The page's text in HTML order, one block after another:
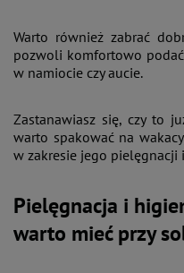
Warto również zabrać
pozwoli komfortowo
w namiocie czy aucie.
Zastanawiasz się, czy to
warto spakować na
w zakresie jego pielęgnacji
Pielęgnacja i
warto mieć przy